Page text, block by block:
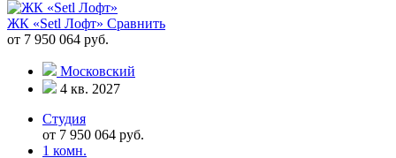
ЖК «Setl Лофт» Сравнить
от 7 950 064 руб.
Московский
4 кв. 2027
Студия
от 7 950 064 руб.
1 комн.